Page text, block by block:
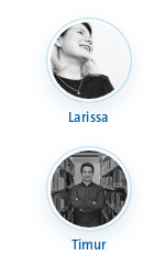
Larissa
Timur